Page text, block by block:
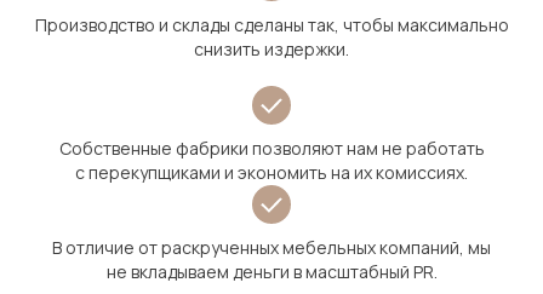
Производство и склады сделаны так, чтобы максимально
снизить издержки.
Собственные фабрики позволяют нам не работать
с перекупщиками и экономить на их комиссиях.
В отличие от раскрученных мебельных компаний, мы
не вкладываем деньги в масштабный PR.